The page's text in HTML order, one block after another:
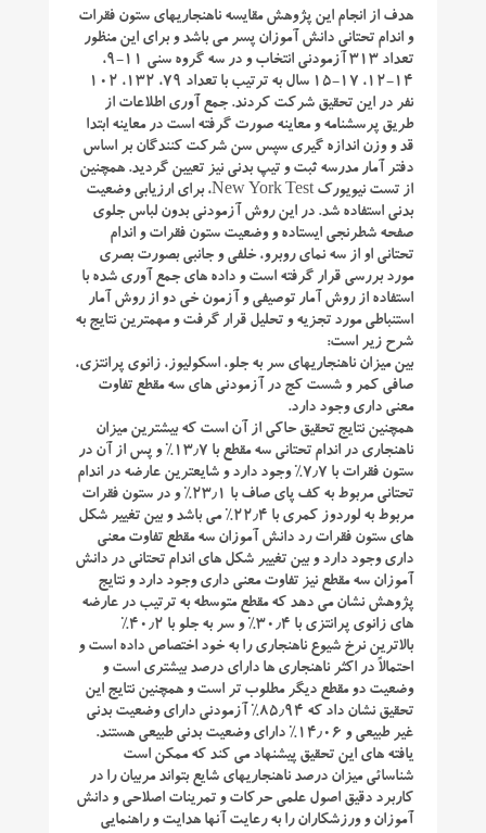
هدف از انجام این پژوهش مقایسه ناهنجاریهای ستون فقرات
و اندام تحتانی دانش آموزان پسر می باشد و برای این منظور
تعداد ۳۱۳ آزمودنی انتخاب و در سه گروه سنی ۱۱-۹،
۱۴-۱۲، ۱۷-۱۵ سال به ترتیب با تعداد ۷۹، ۱۳۲، ۱۰۲
نفر در این تحقیق شرکت کردند. جمع آوری اطلاعات از
طریق پرسشنامه و معاینه صورت گرفته است در معاینه ابتدا
قد و وزن اندازه گیری سپس سن شرکت کنندگان بر اساس
دفتر آمار مدرسه ثبت و تیپ بدنی نیز تعیین گردید. همچنین
از تست نیویورک New York Test، برای ارزیابی وضعیت
بدنی استفاده شد. در این روش آزمودنی بدون لباس جلوی
صفحه شطرنجی ایستاده و وضعیت ستون فقرات و اندام
تحتانی او از سه نمای روبرو، خلفی و جانبی بصورت بصری
مورد بررسی قرار گرفته است و داده های جمع آوری شده با
استفاده از روش آمار توصیفی و آزمون خی دو از روش آمار
استنباطی مورد تجزیه و تحلیل قرار گرفت و مهمترین نتایج به
شرح زیر است:
بین میزان ناهنجاریهای سر به جلو، اسکولیوز، زانوی پرانتزی،
صافی کمر و شست کج در آزمودنی های سه مقطع تفاوت
معنی داری وجود دارد.
همچنین نتایج تحقیق حاکی از آن است که بیشترین میزان
ناهنجاری در اندام تحتانی سه مقطع با ۱۳٫۷% و پس از آن در
ستون فقرات با ۷٫۷% وجود دارد و شایعترین عارضه در اندام
تحتانی مربوط به کف پای صاف با ۲۳٫۱% و در ستون فقرات
مربوط به لوردوز کمری با ۲۲٫۴% می باشد و بین تغییر شکل
های ستون فقرات رد دانش آموزان سه مقطع تفاوت معنی
داری وجود دارد و بین تغییر شکل های اندام تحتانی در دانش
آموزان سه مقطع نیز تفاوت معنی داری وجود دارد و نتایج
پژوهش نشان می دهد که مقطع متوسطه به ترتیب در عارضه
های زانوی پرانتزی با ۳۰٫۴% و سر به جلو با ۴۰٫۲%
بالاترین نرخ شیوع ناهنجاری را به خود اختصاص داده است و
احتمالاً در اکثر ناهنجاری ها دارای درصد بیشتری است و
وضعیت دو مقطع دیگر مطلوب تر است و همچنین نتایج این
تحقیق نشان داد که ۸۵٫۹۴% آزمودنی دارای وضعیت بدنی
غیر طبیعی و ۱۴٫۰۶% دارای وضعیت بدنی طبیعی هستند.
یافته های این تحقیق پیشنهاد می کند که ممکن است
شناسائی میزان درصد ناهنجاریهای شایع بتواند مربیان را در
کاربرد دقیق اصول علمی حرکات و تمرینات اصلاحی و دانش
آموزان و ورزشکاران را به رعایت آنها هدایت و راهنمایی